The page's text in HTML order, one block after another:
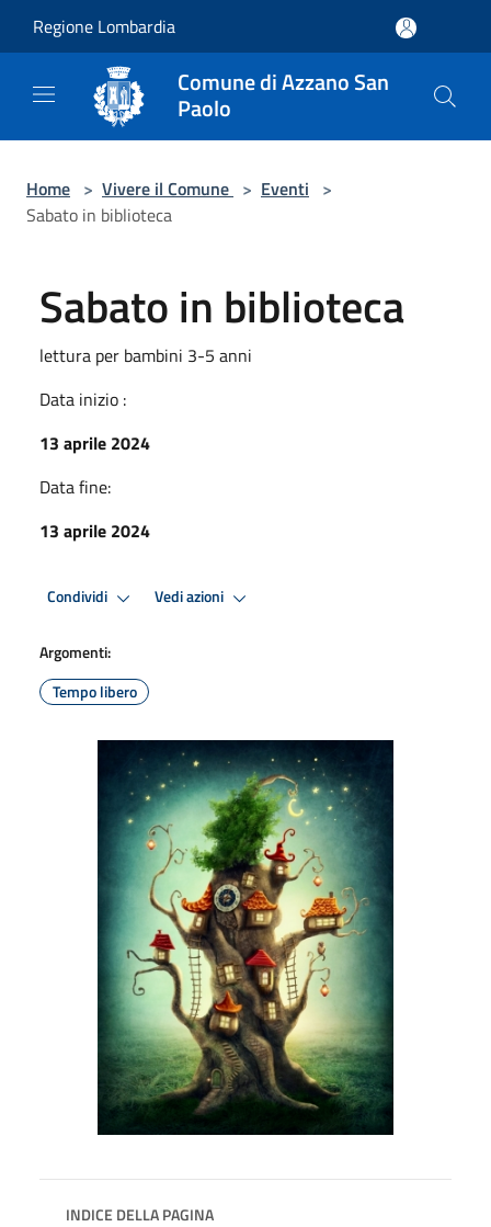
Regione Lombardia
Comune di Azzano San
Paolo
Home > Vivere il Comune > Eventi >
Sabato in biblioteca
Sabato in biblioteca
lettura per bambini 3-5 anni
Data inizio :
13 aprile 2024
Data fine:
13 aprile 2024
Condividi Vedi azioni
Argomenti:
Tempo libero
INDICE DELLA PAGINA